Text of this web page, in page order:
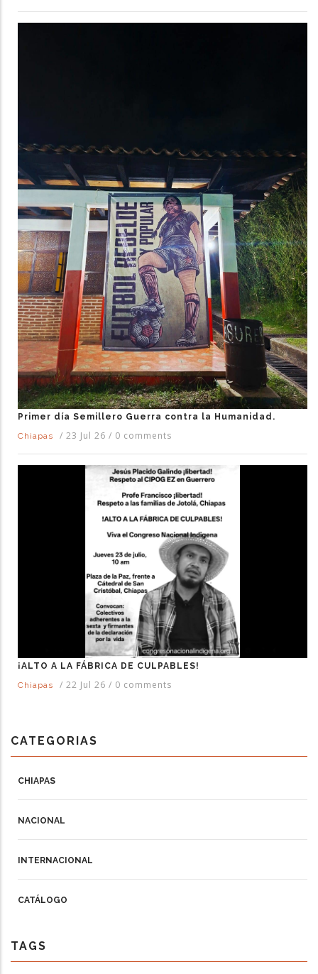
Primer día Semillero Guerra contra la Humanidad.
Chiapas
/ 23 Jul 26 / 0 comments
¡ALTO A LA FÁBRICA DE CULPABLES!
Chiapas
/ 22 Jul 26 / 0 comments
CATEGORIAS
CHIAPAS
NACIONAL
INTERNACIONAL
CATÁLOGO
TAGS